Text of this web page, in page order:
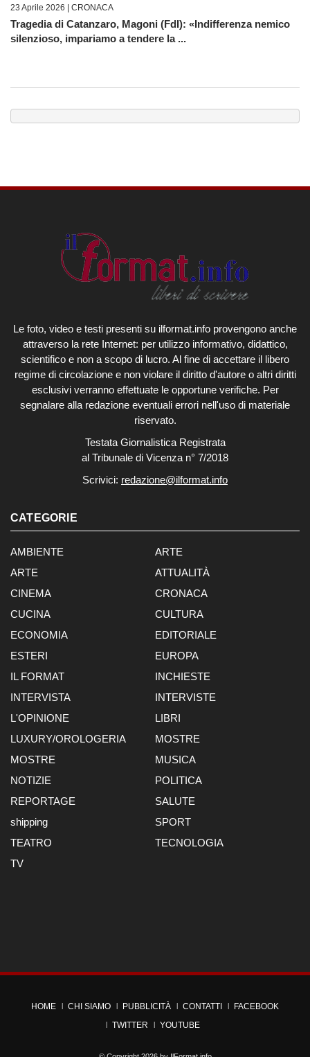
23 Aprile 2026 | CRONACA
Tragedia di Catanzaro, Magoni (FdI): «Indifferenza nemico
silenzioso, impariamo a tendere la ...
Le foto, video e testi presenti su ilformat.info provengono anche
attraverso la rete Internet: per utilizzo informativo, didattico,
scientifico e non a scopo di lucro. Al fine di accettare il libero
regime di circolazione e non violare il diritto d'autore o altri diritti
esclusivi verranno effettuate le opportune verifiche. Per
segnalare alla redazione eventuali errori nell'uso di materiale
riservato.
Testata Giornalistica Registrata
al Tribunale di Vicenza n° 7/2018
Scrivici: redazione@ilformat.info
CATEGORIE
AMBIENTE
ARTE
ARTE
ATTUALITÀ
CINEMA
CRONACA
CUCINA
CULTURA
ECONOMIA
EDITORIALE
ESTERI
EUROPA
IL FORMAT
INCHIESTE
INTERVISTA
INTERVISTE
L'OPINIONE
LIBRI
LUXURY/OROLOGERIA
MOSTRE
MOSTRE
MUSICA
NOTIZIE
POLITICA
REPORTAGE
SALUTE
shipping
SPORT
TEATRO
TECNOLOGIA
TV
HOME CHI SIAMO PUBBLICITÀ CONTATTI
FACEBOOK
TWITTER
YOUTUBE